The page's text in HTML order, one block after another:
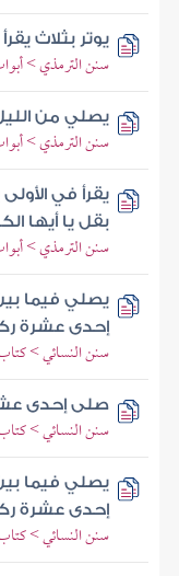
يوتر بثلاث
سنن الترمذي >
يصلي من
سنن الترمذي >
يقرأ في
بقل يا أيها
سنن الترمذي >
يصلي فيما
إحدى عشرة
سنن النسائي > كتاب
صلى إحدى
سنن النسائي > كتاب
يصلي فيما
إحدى عشرة
سنن النسائي >